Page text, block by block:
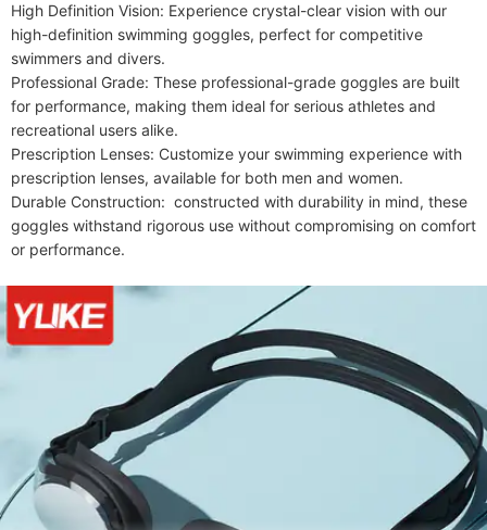
High Definition Vision: Experience crystal-clear vision with our
high-definition swimming goggles, perfect for competitive
swimmers and divers.
Professional Grade: These professional-grade goggles are built
for performance, making them ideal for serious athletes and
recreational users alike.
Prescription Lenses: Customize your swimming experience with
prescription lenses, available for both men and women.
Durable Construction:  constructed with durability in mind, these
goggles withstand rigorous use without compromising on comfort
or performance.